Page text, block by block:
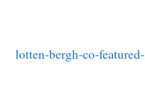
lotten-bergh-co-